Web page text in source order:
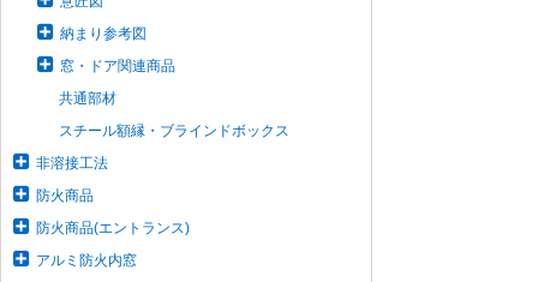
納まり参考図
窓・ドア関連商品
共通部材
スチール額縁・ブラインドボックス
非溶接工法
防火商品
防火商品(エントランス)
アルミ防火内窓